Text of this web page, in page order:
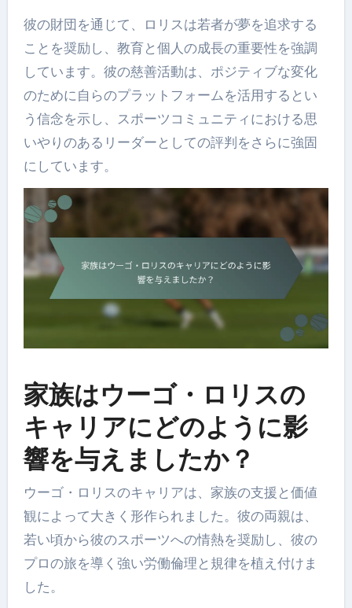
彼の財団を通じて、ロリスは若者が夢を追求する
ことを奨励し、教育と個人の成長の重要性を強調
しています。彼の慈善活動は、ポジティブな変化
のために自らのプラットフォームを活用するとい
う信念を示し、スポーツコミュニティにおける思
いやりのあるリーダーとしての評判をさらに強固
にしています。
家族はウーゴ・ロリスの
キャリアにどのように影
響を与えましたか？
ウーゴ・ロリスのキャリアは、家族の支援と価値
観によって大きく形作られました。彼の両親は、
若い頃から彼のスポーツへの情熱を奨励し、彼の
プロの旅を導く強い労働倫理と規律を植え付けま
した。